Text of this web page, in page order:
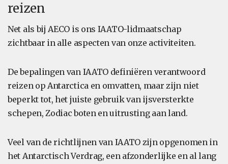
reizen
Net als bij AECO is ons IAATO-lidmaatschap
zichtbaar in alle aspecten van onze activiteiten.
De bepalingen van IAATO definiëren verantwoord
reizen op Antarctica en omvatten, maar zijn niet
beperkt tot, het juiste gebruik van ijsversterkte
schepen, Zodiac boten en uitrusting aan land.
Veel van de richtlijnen van IAATO zijn opgenomen in
het Antarctisch Verdrag, een afzonderlijke en al lang